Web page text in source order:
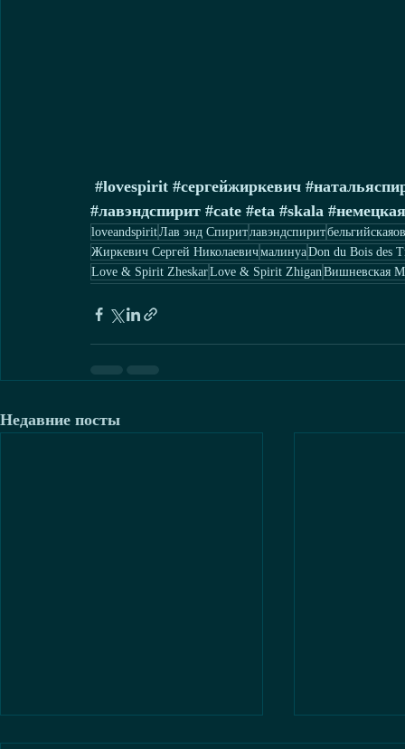
#lovespirit #сергейжиркевич
#лавэндспирит #cate #eta #skala
loveandspiritЛав энд Спиритлавэндспирит
Жиркевич Сергей НиколаевичмалинуаDon du Bois des
Love & Spirit ZheskarLove & Spirit ZhiganВишневская
Недавние посты